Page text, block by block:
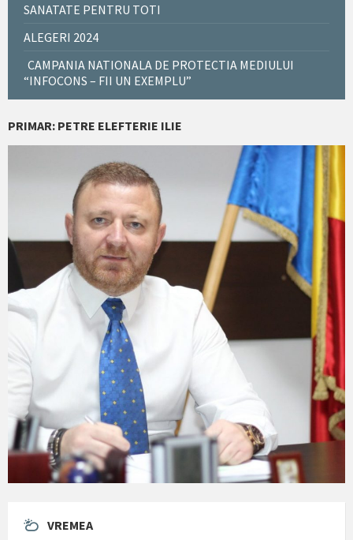
SANATATE PENTRU TOTI
ALEGERI 2024
CAMPANIA NATIONALA DE PROTECTIA MEDIULUI
“INFOCONS – FII UN EXEMPLU”
PRIMAR: PETRE ELEFTERIE ILIE
VREMEA